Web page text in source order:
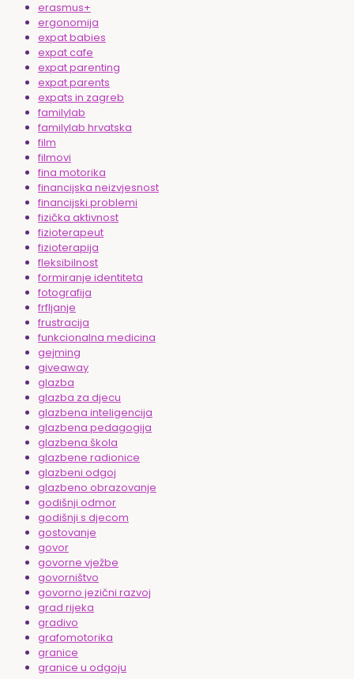
erasmus+
ergonomija
expat babies
expat cafe
expat parenting
expat parents
expats in zagreb
familylab
familylab hrvatska
film
filmovi
fina motorika
financijska neizvjesnost
financijski problemi
fizička aktivnost
fizioterapeut
fizioterapija
fleksibilnost
formiranje identiteta
fotografija
frfljanje
frustracija
funkcionalna medicina
gejming
giveaway
glazba
glazba za djecu
glazbena inteligencija
glazbena pedagogija
glazbena škola
glazbene radionice
glazbeni odgoj
glazbeno obrazovanje
godišnji odmor
godišnji s djecom
gostovanje
govor
govorne vježbe
govorništvo
govorno jezični razvoj
grad rijeka
gradivo
grafomotorika
granice
granice u odgoju